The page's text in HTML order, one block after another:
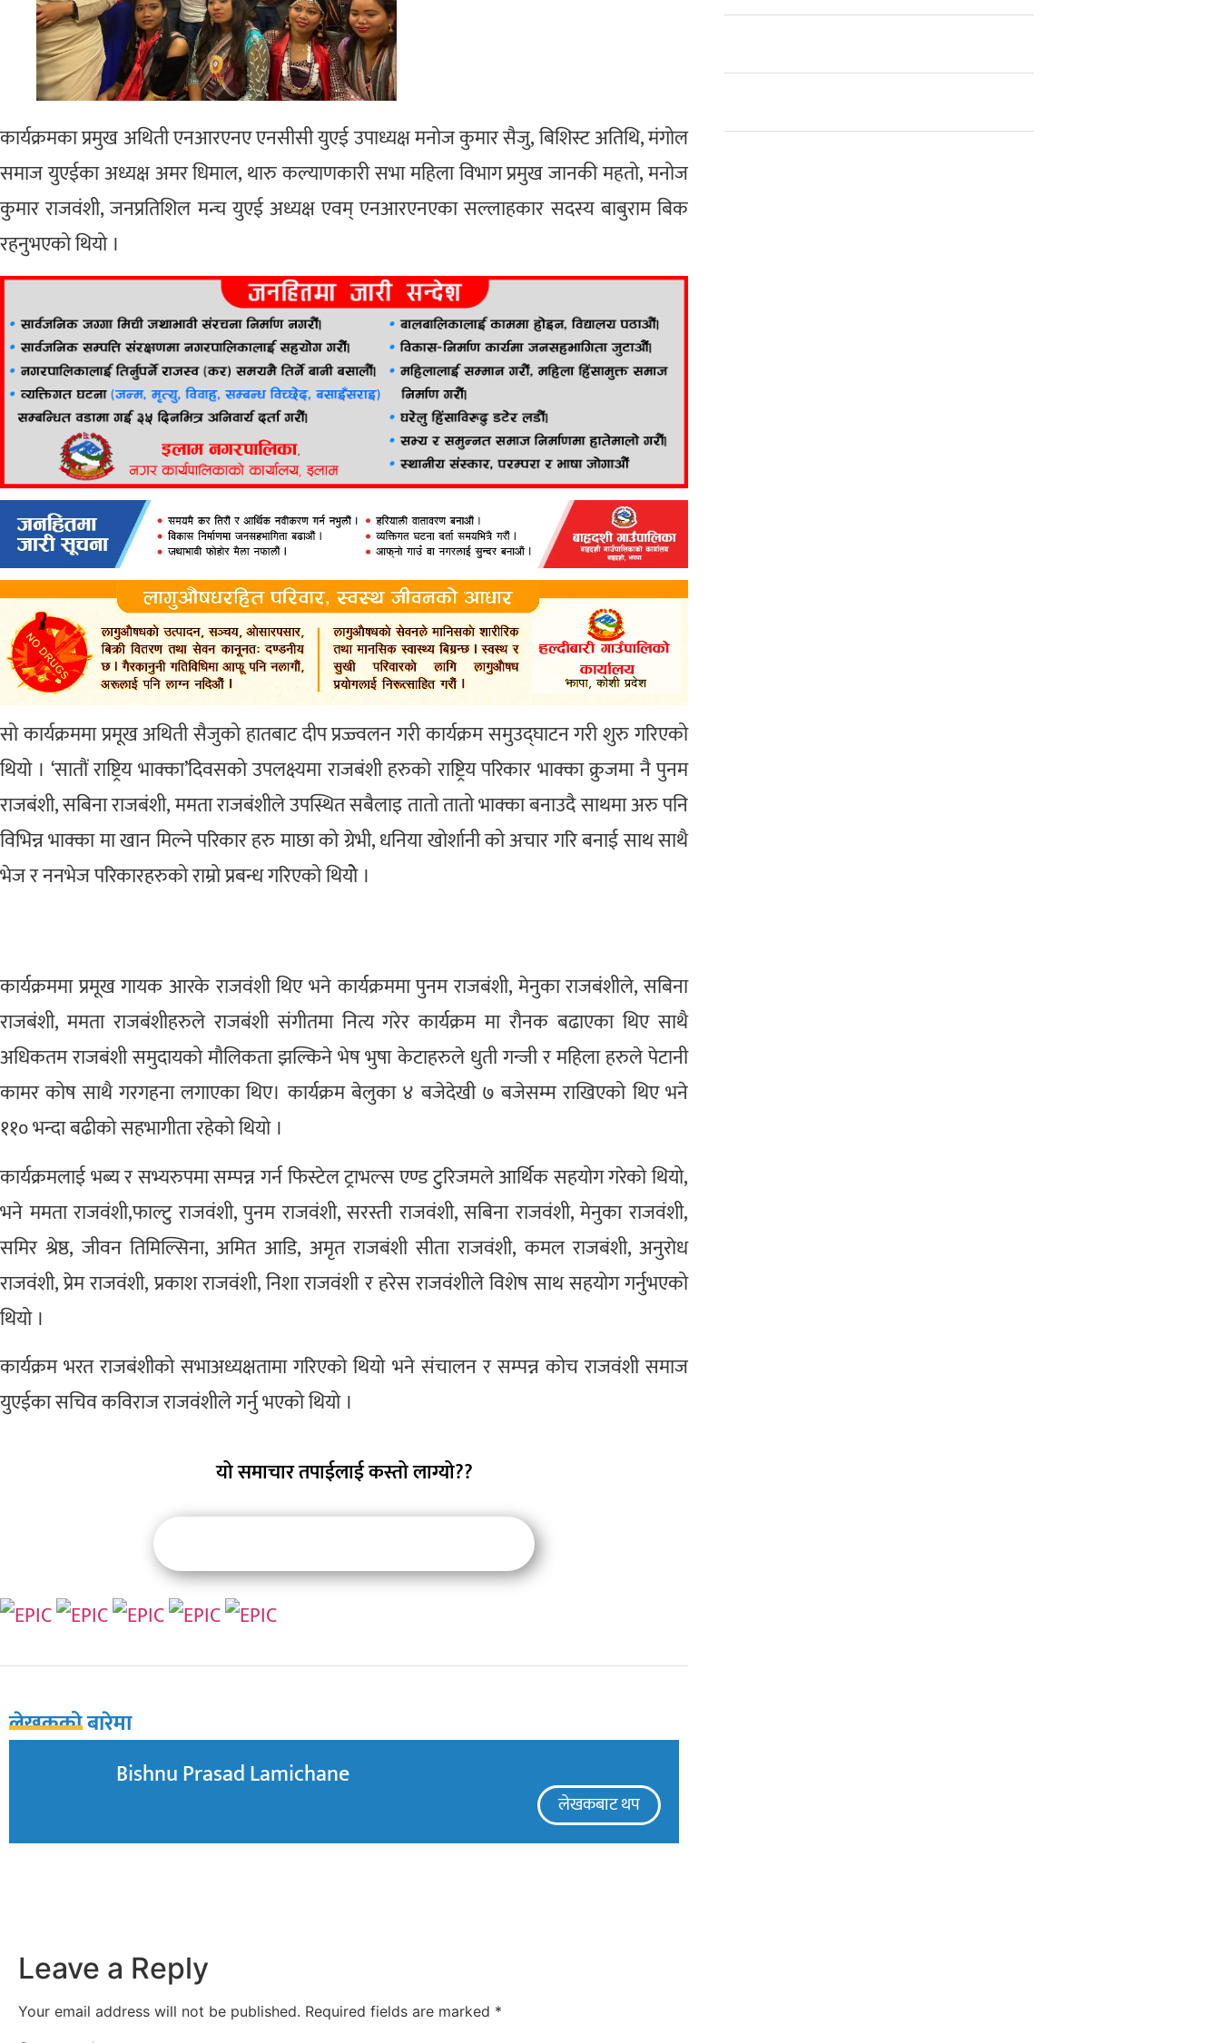
कार्यक्रमका प्रमुख अथिती एनआरएनए एनसीसी युएई उपाध्यक्ष मनोज कुमार सैजु, बिशिस्ट अतिथि, मंगोल
समाज युएईका अध्यक्ष अमर धिमाल, थारु कल्याणकारी सभा महिला विभाग प्रमुख जानकी महतो, मनोज
कुमार राजवंशी, जनप्रतिशिल मन्च युएई अध्यक्ष एवम् एनआरएनएका सल्लाहकार सदस्य बाबुराम बिक
रहनुभएको थियो ।
सो कार्यक्रममा प्रमूख अथिती सैजुको हातबाट दीप प्रज्ज्वलन गरी कार्यक्रम समुउद्घाटन गरी शुरु गरिएको
थियो । ‘सातौं राष्ट्रिय भाक्का’दिवसको उपलक्ष्यमा राजबंशी हरुको राष्ट्रिय परिकार भाक्का क्रुजमा नै पुनम
राजबंशी, सबिना राजबंशी, ममता राजबंशीले उपस्थित सबैलाइ तातो तातो भाक्का बनाउदै साथमा अरु पनि
विभिन्न भाक्का मा खान मिल्ने परिकार हरु माछा को ग्रेभी, धनिया खोर्शानी को अचार गरि बनाई साथ साथै
भेज र ननभेज परिकारहरुको राम्रो प्रबन्ध गरिएको थियोे ।
कार्यक्रममा प्रमूख गायक आरके राजवंशी थिए भने कार्यक्रममा पुनम राजबंशी, मेनुका राजबंशीले, सबिना
राजबंशी, ममता राजबंशीहरुले राजबंशी संगीतमा नित्य गरेर कार्यक्रम मा रौनक बढाएका थिए साथै
अधिकतम राजबंशी समुदायको मौलिकता झल्किने भेष भुषा केटाहरुले धुती गन्जी र महिला हरुले पेटानी
कामर कोष साथै गरगहना लगाएका थिए। कार्यक्रम बेलुका ४ बजेदेखी ७ बजेसम्म राखिएको थिए भने
११० भन्दा बढीको सहभागीता रहेको थियो ।
कार्यक्रमलाई भब्य र सभ्यरुपमा सम्पन्न गर्न फिस्टेल ट्राभल्स एण्ड टुरिजमले आर्थिक सहयोग गरेको थियो,
भने ममता राजवंशी,फाल्टु राजवंशी, पुनम राजवंशी, सरस्ती राजवंशी, सबिना राजवंशी, मेनुका राजवंशी,
समिर श्रेष्ठ, जीवन तिमिल्सिना, अमित आडि, अमृत राजबंशी सीता राजवंशी, कमल राजबंशी, अनुराेध
राजवंशी, प्रेम राजवंशी, प्रकाश राजवंशी, निशा राजवंशी र हरेस राजवंशीले विशेष साथ सहयोग गर्नुभएको
थियो ।
कार्यक्रम भरत राजबंशीको सभाअध्यक्षतामा गरिएको थियो भने संचालन र सम्पन्न कोच राजवंशी समाज
युएईका सचिव कविराज राजवंशीले गर्नु भएको थियो ।
यो समाचार तपाईलाई कस्तो लाग्यो??
लेखकको बारेमा
Bishnu Prasad Lamichane
लेखकबाट थप
Leave a Reply
Your email address will not be published. Required fields are marked *